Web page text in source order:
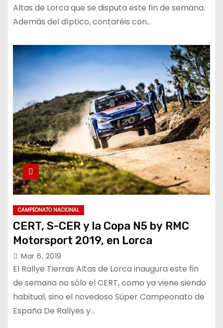
Altas de Lorca que se disputa este fin de semana.
Además del díptico, contaréis con…
CAMPEONATO NACIONAL
CERT, S-CER y la Copa N5 by RMC
Motorsport 2019, en Lorca
Mar 6, 2019
El Rallye Tierras Altas de Lorca inaugura este fin
de semana no sólo el CERT, como ya viene siendo
habitual, sino el novedoso Súper Campeonato de
España De Rallyes y…